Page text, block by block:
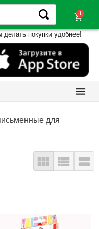
shopping_cart
покупки удобнее!

для
  